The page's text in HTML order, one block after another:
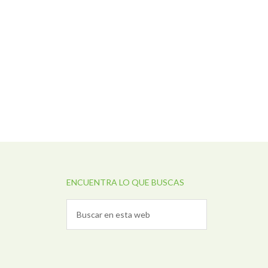
ENCUENTRA LO QUE BUSCAS